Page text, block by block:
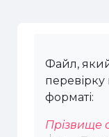
Файл,
форматі:
Прізвище